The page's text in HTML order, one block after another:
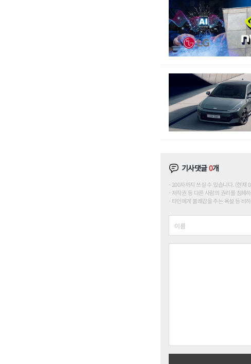
기사댓글0개
200자까지 쓰실 수 있습니다. (현
저작권 등 다른 사람의 권리를 침해
타인에게 불쾌감을 주는 욕설 등 비